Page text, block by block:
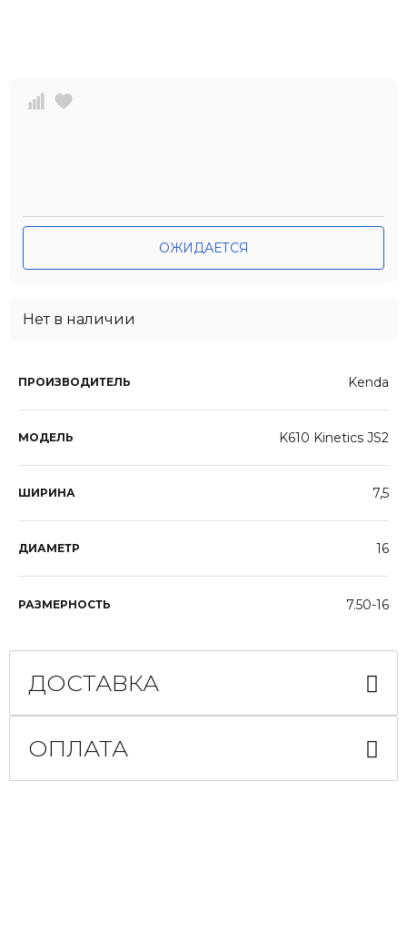
ПРОИЗВОДИТЕЛЬ Kenda
МОДЕЛЬ K610 Kinetics JS2
ШИРИНА 7,5
ДИАМЕТР 16
РАЗМЕРНОСТЬ 7.50-16
ОЖИДАЕТСЯ
Нет в наличии
ДОСТАВКА
ОПЛАТА